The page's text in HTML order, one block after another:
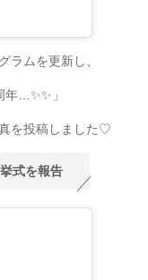
ラムを更新し、
…✨️✨️」
を投稿しました♡
式を報告